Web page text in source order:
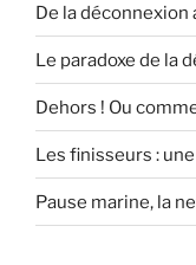
De la déconnexion
Le paradoxe de la
Dehors ! Ou
Les finisseurs :
Pause marine, la